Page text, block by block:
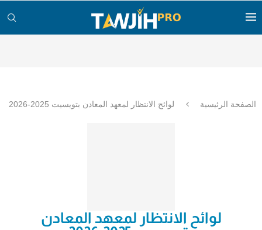
الصفحة الرئيسية لوائح الانتظار لمعهد المعادن بتويسيت 2025-2026
لوائح الانتظار لمعهد المعادن